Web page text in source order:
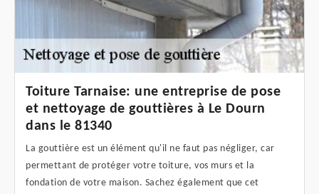
Toiture Tarnaise: une entreprise de pose
et nettoyage de gouttières à Le Dourn
dans le 81340
La gouttière est un élément qu'il ne faut pas négliger, car
permettant de protéger votre toiture, vos murs et la
fondation de votre maison. Sachez également que cet